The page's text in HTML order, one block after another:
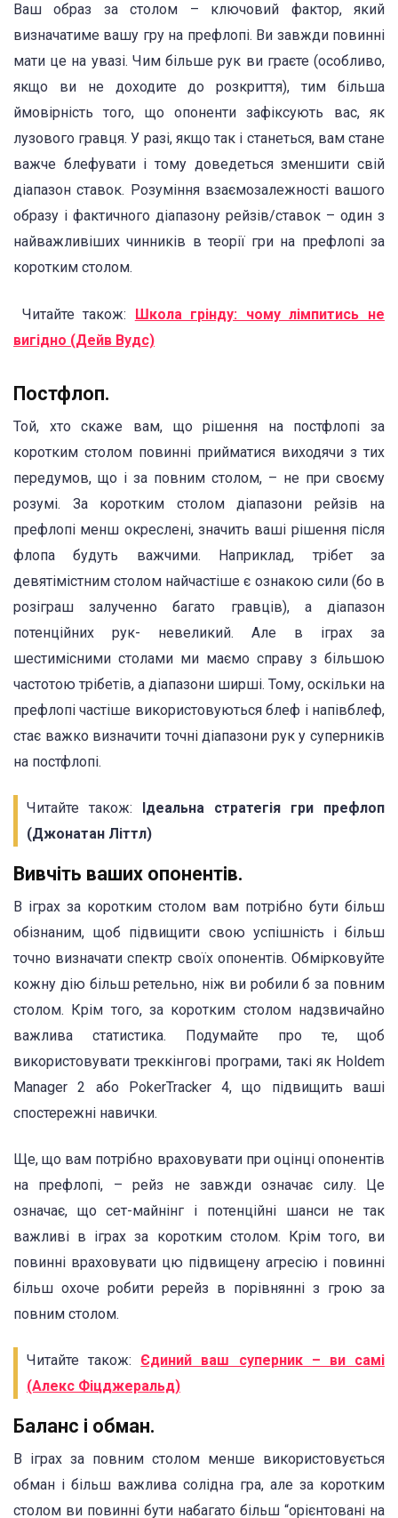
Ваш образ за столом – ключовий фактор, який
визначатиме вашу гру на префлопі. Ви завжди повинні
мати це на увазі. Чим більше рук ви граєте (особливо,
якщо ви не доходите до розкриття), тим більша
ймовірність того, що опоненти зафіксують вас, як
лузового гравця. У разі, якщо так і станеться, вам стане
важче блефувати і тому доведеться зменшити свій
діапазон ставок. Розуміння взаємозалежності вашого
образу і фактичного діапазону рейзів/ставок – один з
найважливіших чинників в теорії гри на префлопі за
коротким столом.
Читайте також: Школа грінду: чому лімпитись не
вигідно (Дейв Вудс)
Постфлоп.
Той, хто скаже вам, що рішення на постфлопі за
коротким столом повинні прийматися виходячи з тих
передумов, що і за повним столом, – не при своєму
розумі. За коротким столом діапазони рейзів на
префлопі менш окреслені, значить ваші рішення після
флопа будуть важчими. Наприклад, трібет за
девятімістним столом найчастіше є ознакою сили (бо в
розіграш залученно багато гравців), а діапазон
потенційних рук- невеликий. Але в іграх за
шестимісними столами ми маємо справу з більшою
частотою трібетів, а діапазони ширші. Тому, оскільки на
префлопі частіше використовуються блеф і напівблеф,
стає важко визначити точні діапазони рук у суперників
на постфлопі.
Читайте також: Ідеальна стратегія гри префлоп
(Джонатан Літтл)
Вивчіть ваших опонентів.
В іграх за коротким столом вам потрібно бути більш
обізнаним, щоб підвищити свою успішність і більш
точно визначати спектр своїх опонентів. Обмірковуйте
кожну дію більш ретельно, ніж ви робили б за повним
столом. Крім того, за коротким столом надзвичайно
важлива статистика. Подумайте про те, щоб
використовувати треккінгові програми, такі як Holdem
Manager 2 або PokerTracker 4, що підвищить ваші
спостережні навички.
Ще, що вам потрібно враховувати при оцінці опонентів
на префлопі, – рейз не завжди означає силу. Це
означає, що сет-майнінг і потенційні шанси не так
важливі в іграх за коротким столом. Крім того, ви
повинні враховувати цю підвищену агресію і повинні
більш охоче робити ререйз в порівнянні з грою за
повним столом.
Читайте також: Єдиний ваш суперник – ви самі
(Алекс Фіцджеральд)
Баланс і обман.
В іграх за повним столом менше використовується
обман і більш важлива солідна гра, але за коротким
столом ви повинні бути набагато більш “орієнтовані на